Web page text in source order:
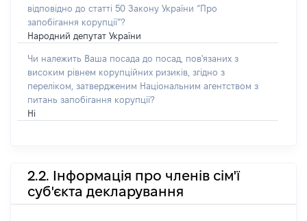
відповідно до статті 50 Закону України “Про
запобігання корупції”?
Народний депутат України
Чи належить Ваша посада до посад, пов'язаних з
високим рівнем корупційних ризиків, згідно з
переліком, затвердженим Національним агентством з
питань запобігання корупції?
Ні
2.2. Інформація про членів сім'ї
суб'єкта декларування